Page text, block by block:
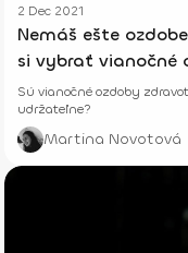
2 Dec 2021
Nemáš ešte
si vybrať vianočné
Sú vianočné ozdoby
udržateľne?
Martina Novotová